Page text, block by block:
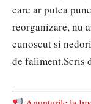
care ar putea
reorganizare, nu
cunoscut si
de faliment.Scris